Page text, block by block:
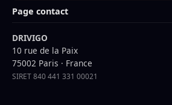
Page contact
DRIVIGO
10 rue de la Paix
75002 Paris · France
SIRET 840 441 331 00021